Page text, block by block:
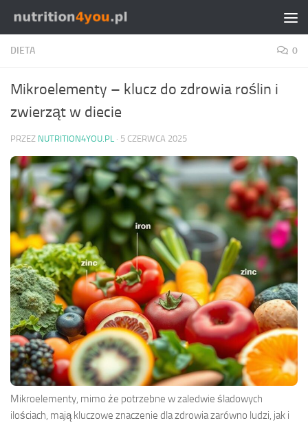
Przejdź do treści
DIETA 0
Mikroelementy – klucz do zdrowia roślin i
zwierząt w diecie
PRZEZ NUTRITION4YOU.PL · 5 CZERWCA 2025
Mikroelementy, mimo że potrzebne w zaledwie śladowych
ilościach, mają kluczowe znaczenie dla zdrowia zarówno ludzi, jak i